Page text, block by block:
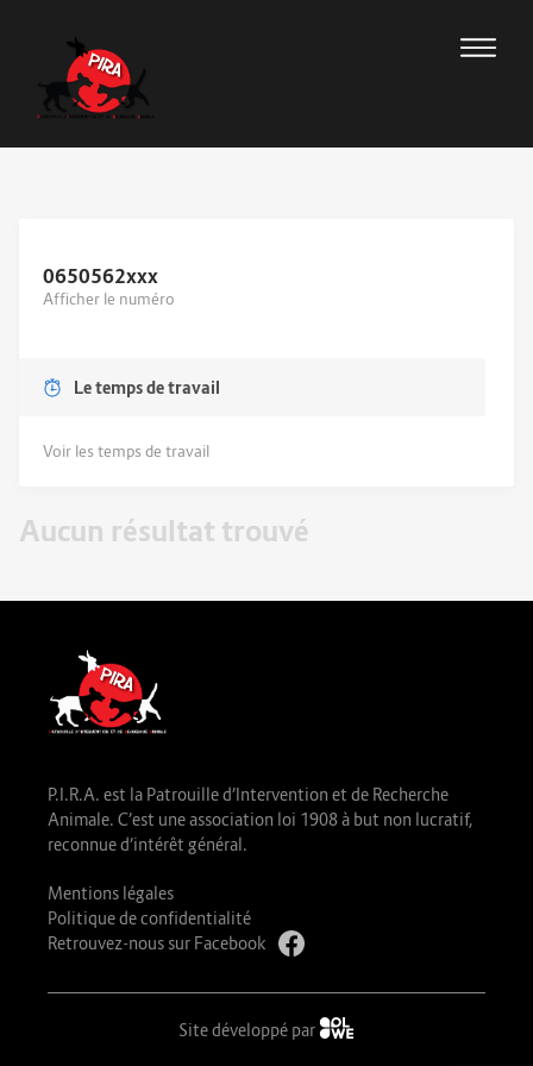
0650562xxx
Afficher le numéro
Le temps de travail
Voir les temps de travail
Aucun résultat trouvé
P.I.R.A. est la Patrouille d’Intervention et de Recherche
Animale. C’est une association loi 1908 à but non lucratif,
reconnue d’intérêt général.
Mentions légales
Politique de confidentialité
Retrouvez-nous sur Facebook
Site développé par